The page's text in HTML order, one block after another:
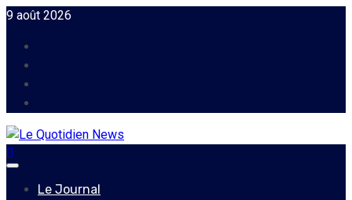
Skip
content
9 août 2026
Primary
Le Journal